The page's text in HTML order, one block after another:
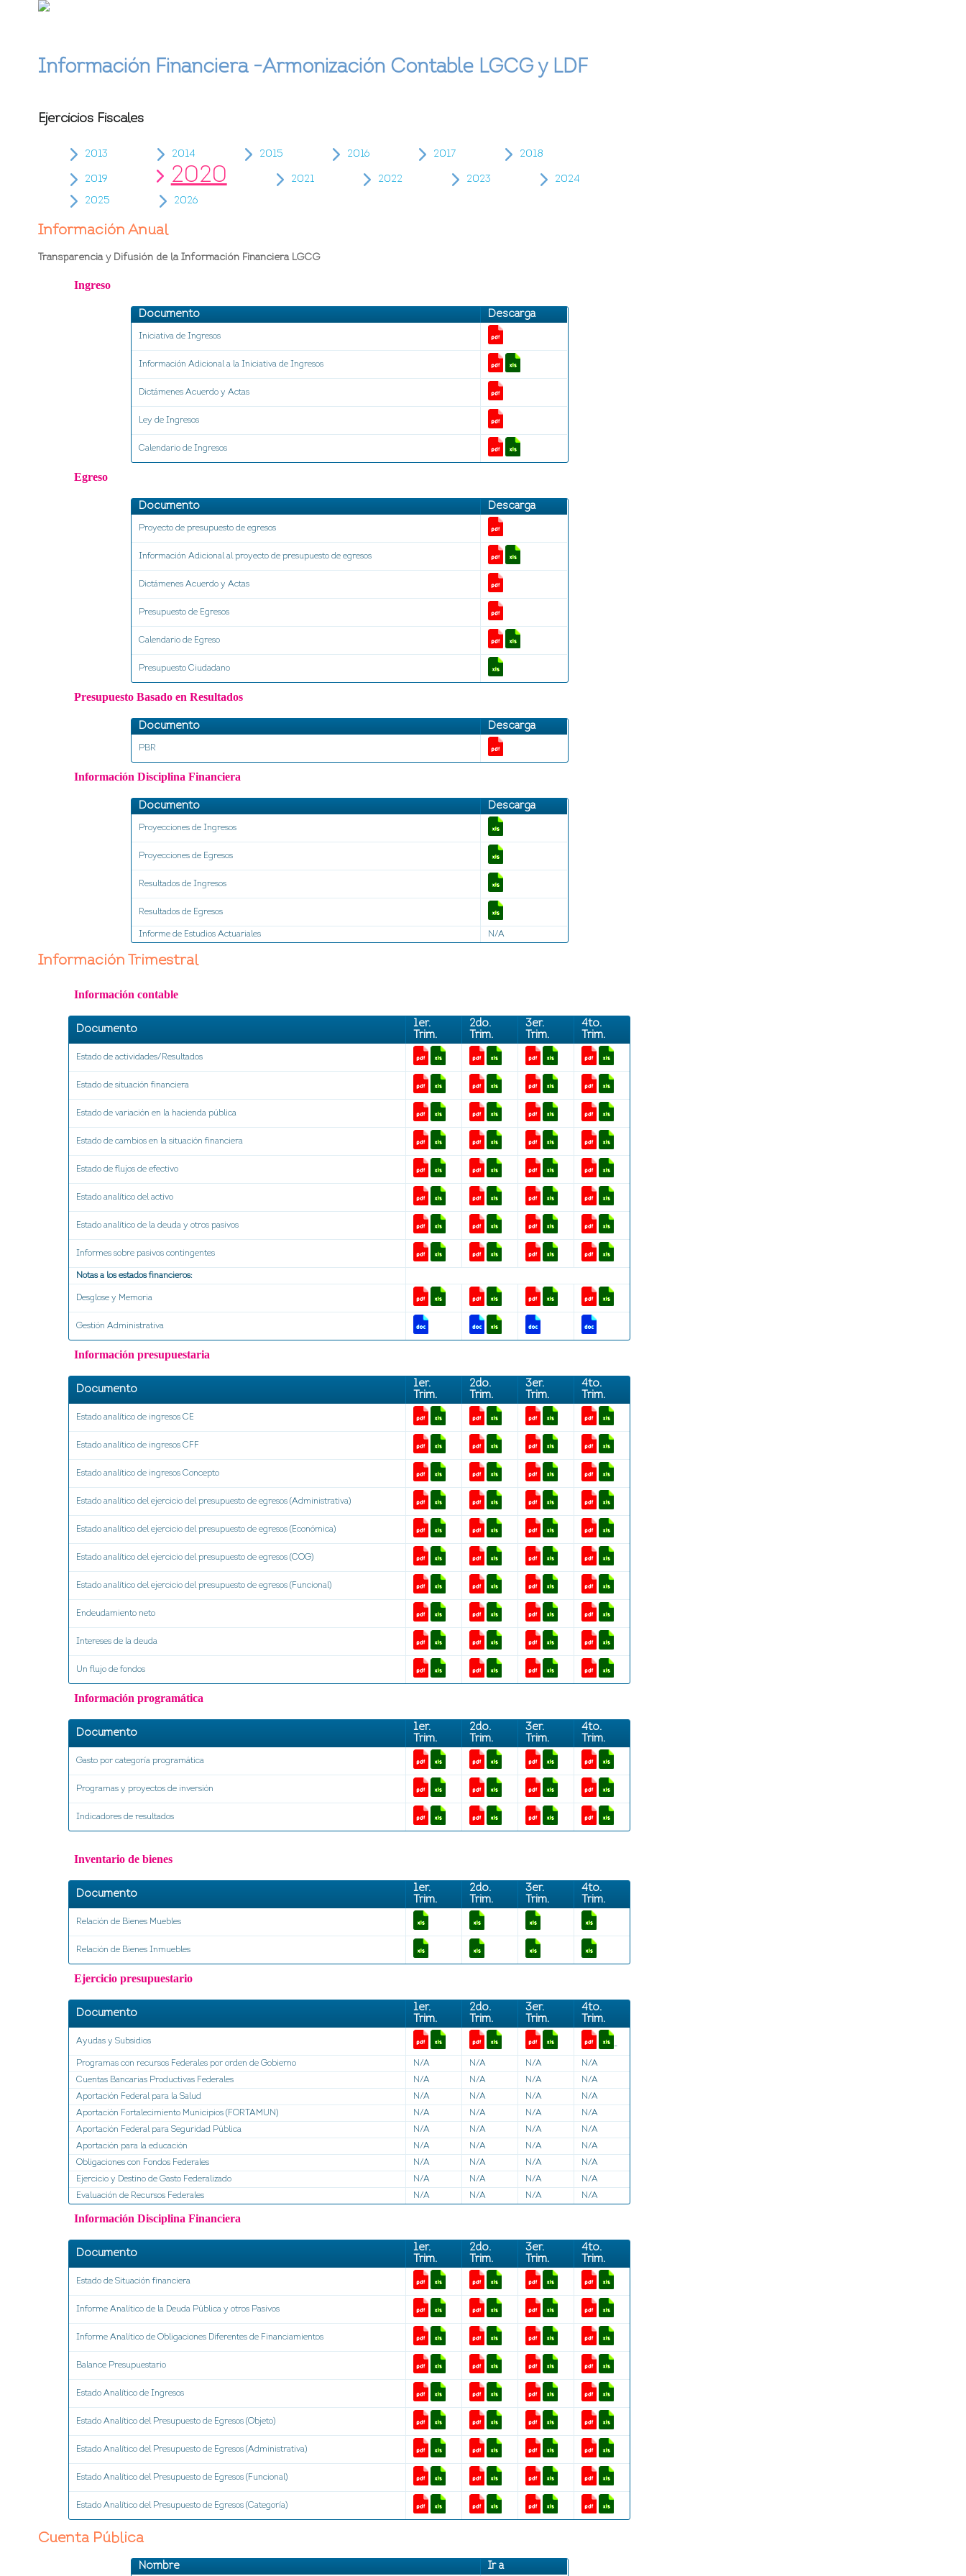
Información Financiera -Armonización Contable LGCG y LDF
Ejercicios Fiscales
2013 2014 2015 2016 2017 2018
2019 2020 2021 2022 2023
2024
2025
2026
Información Anual
Transparencia y Difusión de la Información Financiera LGCG
Ingreso
Documento Descarga
Iniciativa de Ingresos
Información Adicional a la Iniciativa de Ingresos
Dictámenes Acuerdo y Actas
Ley de Ingresos
Calendario de Ingresos
Egreso
Documento Descarga
Proyecto de presupuesto de egresos
Información Adicional al proyecto de presupuesto de egresos
Dictámenes Acuerdo y Actas
Presupuesto de Egresos
Calendario de Egreso
Presupuesto Ciudadano
Presupuesto Basado en Resultados
Documento Descarga
PBR
Información Disciplina Financiera
Documento Descarga
Proyecciones de Ingresos
Proyecciones de Egresos
Resultados de Ingresos
Resultados de Egresos
Informe de Estudios Actuariales N/A
Información Trimestral
Información contable
Documento
1er.
Trim.
2do.
Trim.
3er.
Trim.
4to.
Trim.
Estado de actividades/Resultados
Estado de situación financiera
Estado de variación en la hacienda pública
Estado de cambios en la situación financiera
Estado de flujos de efectivo
Estado analítico del activo
Estado analítico de la deuda y otros pasivos
Informes sobre pasivos contingentes
Notas a los estados financieros:
Desglose y Memoria
Gestión Administrativa
Información presupuestaria
Documento
1er.
Trim.
2do.
Trim.
3er.
Trim.
4to.
Trim.
Estado analítico de ingresos CE
Estado analítico de ingresos CFF
Estado analítico de ingresos Concepto
Estado analítico del ejercicio del presupuesto de egresos (Administrativa)
Estado analítico del ejercicio del presupuesto de egresos (Económica)
Estado analítico del ejercicio del presupuesto de egresos (COG)
Estado analítico del ejercicio del presupuesto de egresos (Funcional)
Endeudamiento neto
Intereses de la deuda
Un flujo de fondos
Información programática
Documento
1er.
Trim.
2do.
Trim.
3er.
Trim.
4to.
Trim.
Gasto por categoría programática
Programas y proyectos de inversión
Indicadores de resultados
Inventario de bienes
Documento
1er.
Trim.
2do.
Trim.
3er.
Trim.
4to.
Trim.
Relación de Bienes Muebles
Relación de Bienes Inmuebles
Ejercicio presupuestario
Documento
1er.
Trim.
2do.
Trim.
3er.
Trim.
4to.
Trim.
Ayudas y Subsidios
-
Programas con recursos Federales por orden de Gobierno
N/A N/A N/A
N/A
Cuentas Bancarias Productivas Federales
N/A N/A N/A
N/A
Aportación Federal para la Salud
N/A N/A N/A
N/A
Aportación Fortalecimiento Municipios (FORTAMUN)
N/A N/A N/A
N/A
Aportación Federal para Seguridad Pública
N/A N/A N/A
N/A
Aportación para la educación
N/A N/A N/A
N/A
Obligaciones con Fondos Federales
N/A N/A N/A
N/A
Ejercicio y Destino de Gasto Federalizado
N/A N/A N/A
N/A
Evaluación de Recursos Federales
N/A N/A N/A N/A
Información Disciplina Financiera
Documento
1er.
Trim.
2do.
Trim.
3er.
Trim.
4to.
Trim.
Estado de Situación financiera
Informe Analítico de la Deuda Pública y otros Pasivos
Informe Analítico de Obligaciones Diferentes de Financiamientos
Balance Presupuestario
Estado Analítico de Ingresos
Estado Analítico del Presupuesto de Egresos (Objeto)
Estado Analítico del Presupuesto de Egresos (Administrativa)
Estado Analítico del Presupuesto de Egresos (Funcional)
Estado Analítico del Presupuesto de Egresos (Categoría)
Cuenta Pública
Nombre Ir a